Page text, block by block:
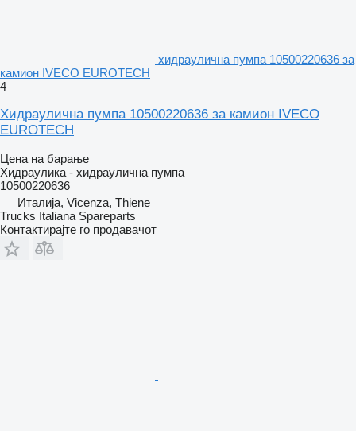
хидраулична пумпа 10500220636 за
камион IVECO EUROTECH
4
Хидраулична пумпа 10500220636 за камион IVECO
EUROTECH
Цена на барање
Хидраулика - хидраулична пумпа
10500220636
Италија, Vicenza, Thiene
Trucks Italiana Spareparts
Контактирајте го продавачот